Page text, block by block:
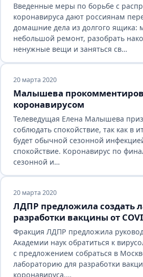
Введенные меры по борьбе с
коронавируса дают россиянам
домашние дела из долгого ящика:
небольшой ремонт, разобрать
ненужные вещи и заняться св…
20 марта 2020
Малышева
коронавирусом
Телеведущая Елена Малышева
соблюдать спокойствие, так как в
будет обычной сезонной
спокойствие. Коронавирус по
сезонной и…
20 марта 2020
ЛДПР предложила создать
разработки вакцины от
Фракция ЛДПР предложила
Академии наук обратиться к
с предложением собраться в
лабораторию для разработки
коронавируса,…